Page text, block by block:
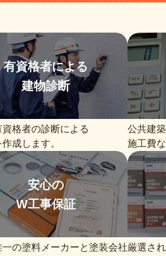
有資格者による
建物診断
資格者の診断による
成します。
公共建
施工費
安心の
W工事保証
一の塗料メーカーと塗装会社厳選さ